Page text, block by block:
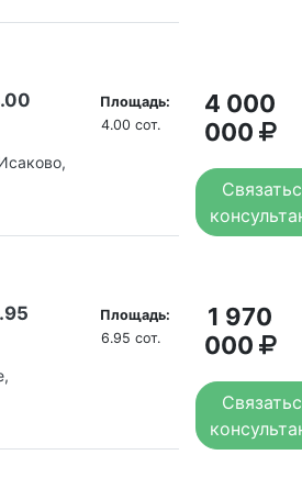
Площадь:
4.00 сот.
4 000
000
Площадь:
6.95 сот.
1 970
000